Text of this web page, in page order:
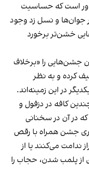
است که حساسیت
و نسل زد وجود
خشن‌تر برخورد
جشن‌هایی را «برخلاف
کرده و به نظر
در این زمینه‌اند.
کافه در دزفول و
در آن در سخنانی
جشن همراه با رقص
ندامت می‌کنند یا از
از پلمب شدن، حجاب را